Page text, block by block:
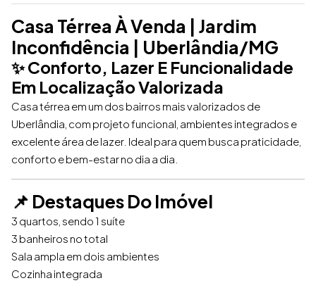
Casa Térrea À Venda | Jardim
Inconfidência | Uberlândia/MG
✨ Conforto, Lazer E Funcionalidade
Em Localização Valorizada
Casa térrea em um dos bairros mais valorizados de
Uberlândia, com projeto funcional, ambientes integrados e
excelente área de lazer. Ideal para quem busca praticidade,
conforto e bem-estar no dia a dia.
📌 Destaques Do Imóvel
3 quartos, sendo 1 suíte
3 banheiros no total
Sala ampla em dois ambientes
Cozinha integrada